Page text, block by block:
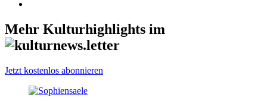
Mehr Kulturhighlights im
Jetzt kostenlos abonnieren